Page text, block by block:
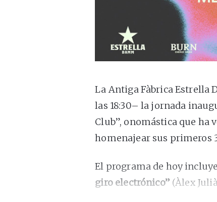
La Antiga Fàbrica Estrella
las 18:30– la jornada
Club”, onomástica que ha
homenajear sus primeros
El programa de hoy
giro electrónico” (Àlex